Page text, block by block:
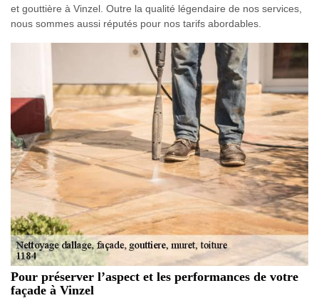
et gouttière à Vinzel. Outre la qualité légendaire de nos services,
nous sommes aussi réputés pour nos tarifs abordables.
Pour préserver l’aspect et les performances de votre
façade à Vinzel